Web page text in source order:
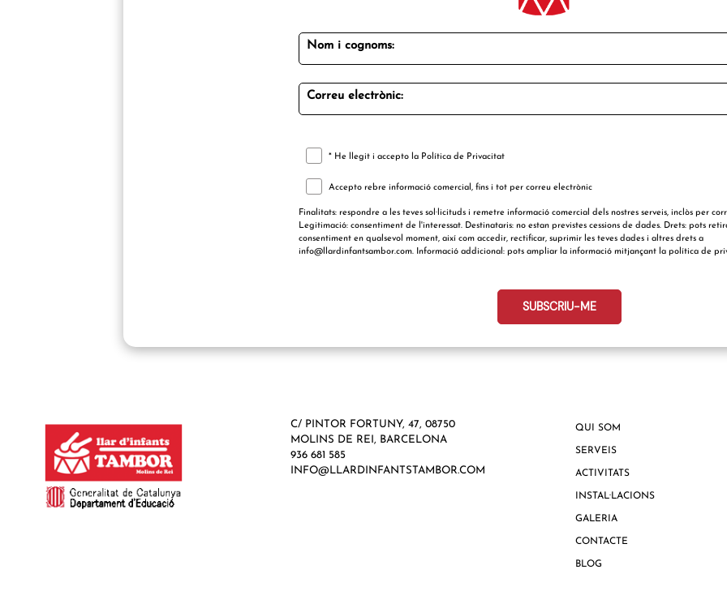
Nom i cognoms:
Correu electrònic:
* He llegit i accepto la Política de Privacitat
Accepto rebre informació comercial, fins i tot per correu electrònic
Finalitats: respondre a les teves sol·licituds i remetre informació comercial dels nostres serveis, inclòs per
Legitimació: consentiment de l'interessat. Destinataris: no estan previstes cessions de dades. Drets: pots
consentiment en qualsevol moment, així com accedir, rectificar, suprimir les teves dades i altres drets a
info@llardinfantsambor.com. Informació addicional: pots ampliar la informació mitjançant la política de
SUBSCRIU-ME
C/ PINTOR FORTUNY, 47, 08750
MOLINS DE REI, BARCELONA
936 681 585
INFO@LLARDINFANTSTAMBOR.COM
QUI SOM
SERVEIS
ACTIVITATS
INSTAL·LACIONS
GALERIA
CONTACTE
BLOG